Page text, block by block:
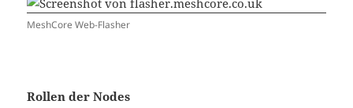
MeshCore Web-Flasher
Rollen der Nodes